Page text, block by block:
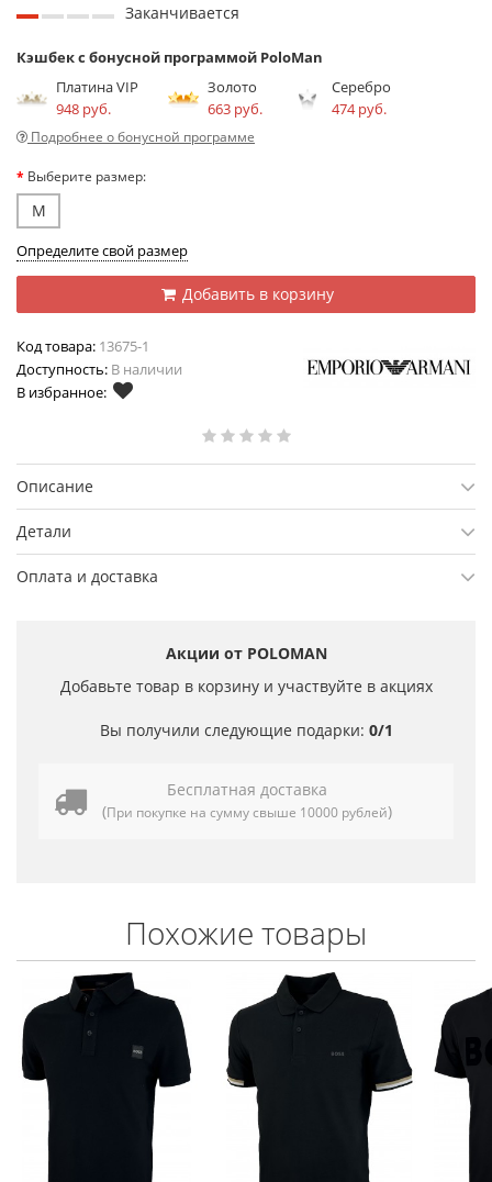
Заканчивается
Кэшбек с бонусной программой PoloMan
Платина VIP
948 руб.
Золото
663 руб.
Серебро
474 руб.
Подробнее о бонусной программе
Выберите размер:
M
Определите свой размер
Добавить в корзину
Код товара: 13675-1
Доступность: В наличии
В избранное:
Описание
Детали
Оплата и доставка
Акции от POLOMAN
Добавьте товар в корзину и участвуйте в акциях
Вы получили следующие подарки: 0/1
Бесплатная доставка
(При покупке на сумму свыше 10000 рублей)
Похожие товары